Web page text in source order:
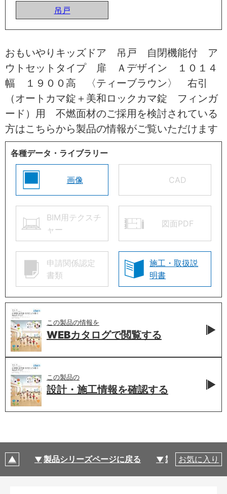
吊戸
おもいやりキッズドア 吊戸 自閉機能付 ア
ウトセットタイプ 扉 Ａデザイン １０１４
幅 １９００高 〈ティーブラウン〉 右引
（オートカマ錠＋美和ロックカマ錠 フィンガ
ード）用 不燃面材のご採用を検討されている
方はこちらから製品の情報がご覧いただけます
各種データ・ライブラリー
画像 CAD
BIM用テクスチ
ャー
図面PDF
申請関係認定
書類
施工・取扱説
明書
この製品の情報を
WEBカタログで閲覧する
この製品の
設計・施工情報を確認する
製品シリーズページに戻る 製品仕様
お気に入り